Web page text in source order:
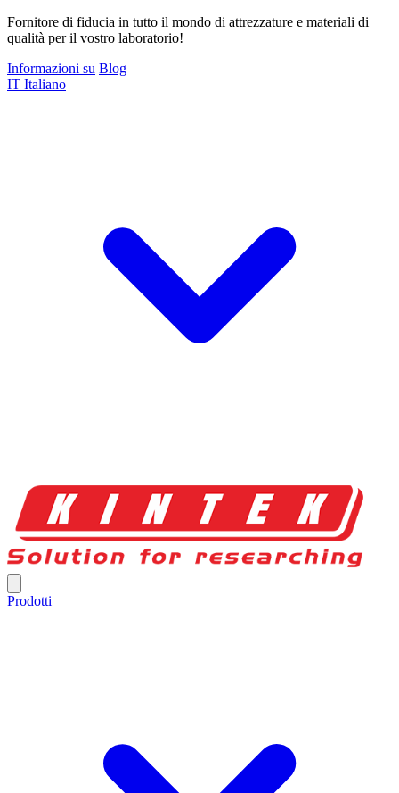
Fornitore di fiducia in tutto il mondo di attrezzature e materiali di
qualità per il vostro laboratorio!
Informazioni su Blog
IT Italiano
Prodotti